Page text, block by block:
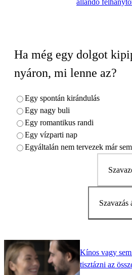
állandó
Ha még egy dolgot
nyáron, mi lenne az?
Egy spontán kirándulás
Egy nagy buli
Egy romantikus randi
Egy vízparti nap
Egyáltalán nem tervezek már
Szavazás
Kínos vagy
tisztázni az